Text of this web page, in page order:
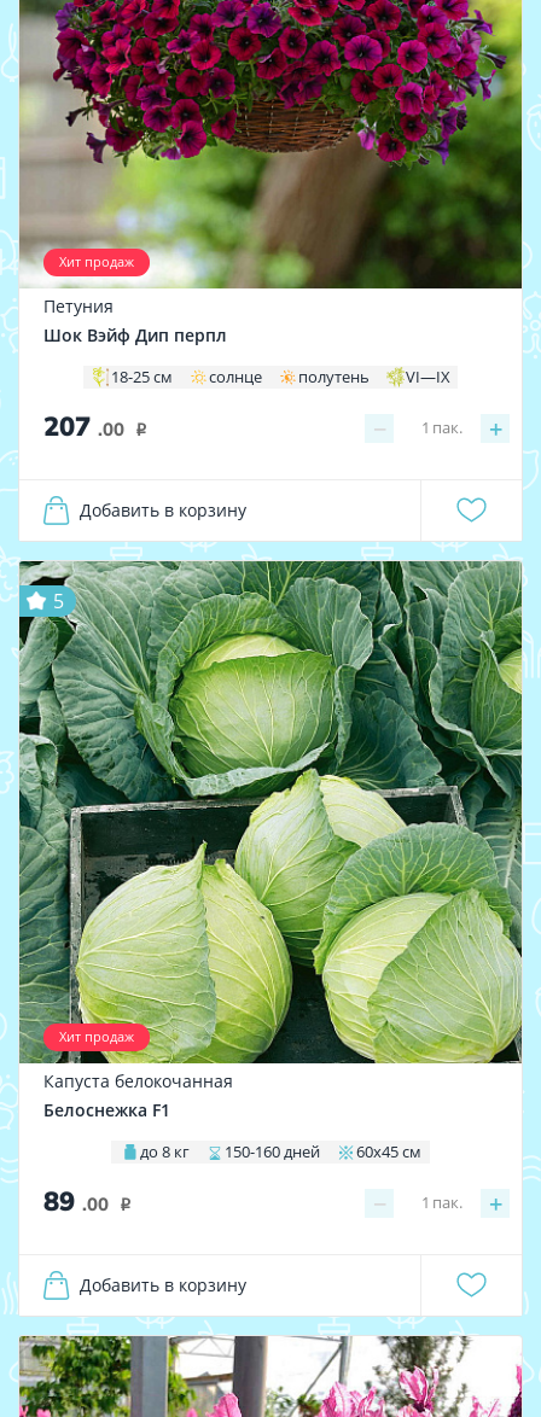
Хит продаж
Петуния
Шок Вэйф Дип перпл
18-25 см солнце полутень VI—IX
207 .00 i − +
1 пак.
Добавить в корзину
Хит продаж
5
Капуста белокочанная
Белоснежка F1
до 8 кг 150-160 дней 60х45 см
89 .00 i − +
1 пак.
Добавить в корзину